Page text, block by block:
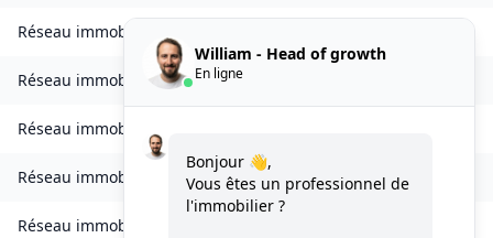
Réseau immobilier
Réseau immobilierCondé-lès-Autry
Réseau immobilier
Réseau immobilier Cornay( 08250)
Réseau immobilier
William - Head of growth
En ligne
Bonjour 👋,
Vous êtes un professionnel de
l'immobilier ?